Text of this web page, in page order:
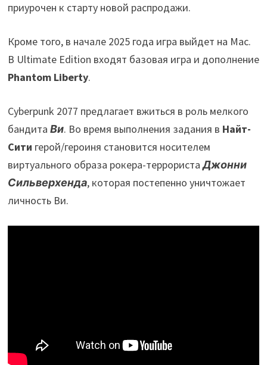
приурочен к старту новой распродажи.
Кроме того, в начале 2025 года игра выйдет на Mac.
В Ultimate Edition входят базовая игра и дополнение
Phantom Liberty.
Cyberpunk 2077 предлагает вжиться в роль мелкого
бандита Ви. Во время выполнения задания в Найт-
Сити герой/героиня становится носителем
виртуального образа рокера-террористаДжонни
Сильверхенда, которая постепенно уничтожает
личность Ви.